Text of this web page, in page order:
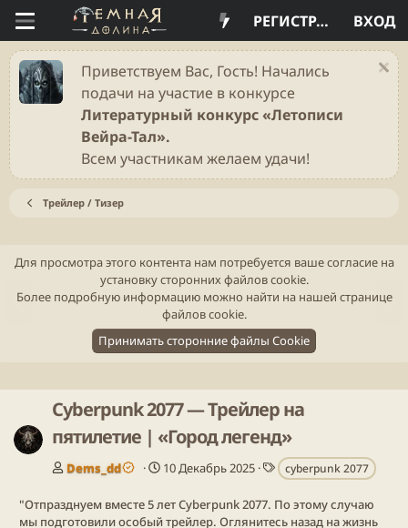
ВХОД
РЕГИСТРАЦИЯ
Приветствуем Вас, Гость! Начались
подачи на участие в конкурсе
Литературный конкурс «Летописи
Вейра-Тал».
Всем участникам желаем удачи!
Трейлер / Тизер
Для просмотра этого контента нам потребуется ваше согласие на
установку сторонних файлов cookie.
Более подробную информацию можно найти на нашей странице
файлов cookie.
Принимать сторонние файлы Cookie
Cyberpunk 2077 — Трейлер на
пятилетие | «Город легенд»
Dems_dd 10 Декабрь 2025
Т
е
г
и
cyberpunk 2077
"Отпразднуем вместе 5 лет Cyberpunk 2077. По этому случаю
мы подготовили особый трейлер. Оглянитесь назад на жизнь